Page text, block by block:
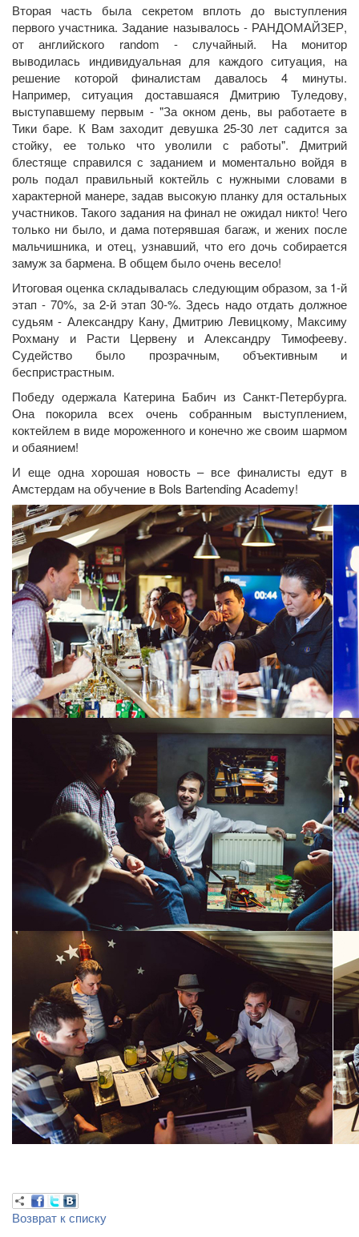
Вторая часть была секретом вплоть до выступления
первого участника. Задание называлось - РАНДОМАЙЗЕР,
от английского random - случайный. На монитор
выводилась индивидуальная для каждого ситуация, на
решение которой финалистам давалось 4 минуты.
Например, ситуация доставшаяся Дмитрию Туледову,
выступавшему первым - "За окном день, вы работаете в
Тики баре. К Вам заходит девушка 25-30 лет садится за
стойку, ее только что уволили с работы". Дмитрий
блестяще справился с заданием и моментально войдя в
роль подал правильный коктейль с нужными словами в
характерной манере, задав высокую планку для остальных
участников. Такого задания на финал не ожидал никто! Чего
только ни было, и дама потерявшая багаж, и жених после
мальчишника, и отец, узнавший, что его дочь собирается
замуж за бармена. В общем было очень весело!
Итоговая оценка складывалась следующим образом, за 1-й
этап - 70%, за 2-й этап 30-%. Здесь надо отдать должное
судьям - Александру Кану, Дмитрию Левицкому, Максиму
Рохману и Расти Цервену и Александру Тимофееву.
Судейство было прозрачным, объективным и
беспристрастным.
Победу одержала Катерина Бабич из Санкт-Петербурга.
Она покорила всех очень собранным выступлением,
коктейлем в виде мороженного и конечно же своим шармом
и обаянием!
И еще одна хорошая новость – все финалисты едут в
Амстердам на обучение в Bols Bartending Academy!
Возврат к списку